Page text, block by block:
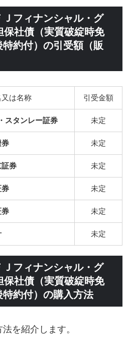
フィナンシャル・グ
保社債（実質破綻時免
約付）の引受額（販
は名称 引受金額
スタンレー証券 未定
未定
券 未定
未定
未定
未定
フィナンシャル・グ
保社債（実質破綻時免
特約付）の購入方法
を紹介します。